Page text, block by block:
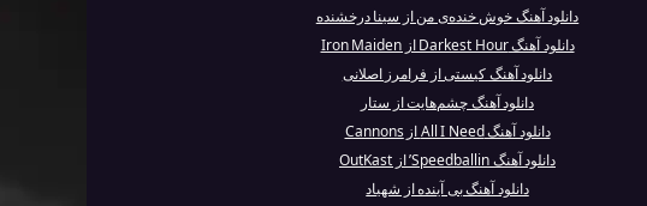
دانلود آهنگ خوش‌ خنده‌ی من از سینا درخشنده
دانلود آهنگ Darkest Hour از Iron Maiden
دانلود آهنگ کیستی از فرامرز اصلانی
دانلود آهنگ چشم‌هایت از ستار
دانلود آهنگ All I Need از Cannons
دانلود آهنگ Speedballin’ از OutKast
دانلود آهنگ بی آینده از شهیاد